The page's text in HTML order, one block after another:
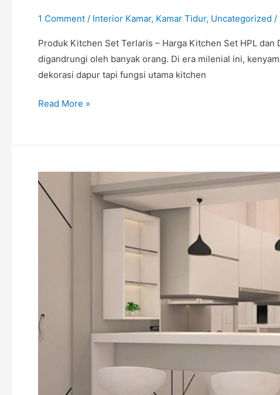
1 Comment / Interior Kamar, Kamar Tidur, Uncategorized /
Produk Kitchen Set Terlaris – Harga Kitchen Set HPL
digandrungi oleh banyak orang. Di era milenial ini,
dekorasi dapur tapi fungsi utama kitchen
Read More »
Desain
Minibar
Terbaru